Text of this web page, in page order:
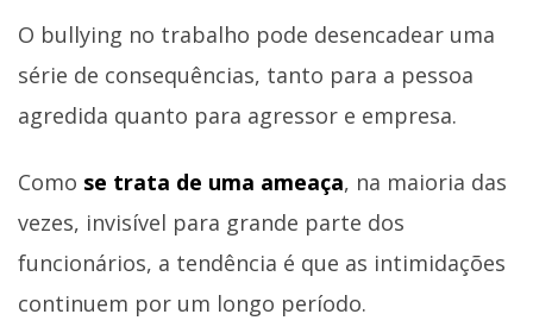
O bullying no trabalho pode desencadear uma
série de consequências, tanto para a pessoa
agredida quanto para agressor e empresa.
Como se trata de uma ameaça, na maioria das
vezes, invisível para grande parte dos
funcionários, a tendência é que as intimidações
continuem por um longo período.